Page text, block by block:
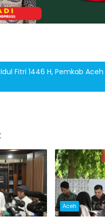
Fitri 1446 H, Pemkab
Aceh